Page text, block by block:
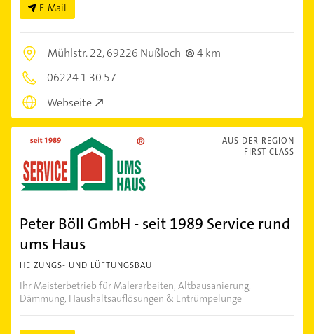
E-Mail
Mühlstr. 22,69226 Nußloch
4 km
06224 1 30 57
Webseite
AUS DER REGION
FIRST CLASS
Peter Böll GmbH - seit 1989 Service rund
ums Haus
HEIZUNGS- UND LÜFTUNGSBAU
Ihr Meisterbetrieb für Malerarbeiten, Altbausanierung,
Dämmung, Haushaltsauflösungen & Entrümpelunge